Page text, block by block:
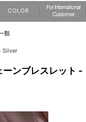
C O L O R
For International
Customer
類
Silver
ンブレスレット -